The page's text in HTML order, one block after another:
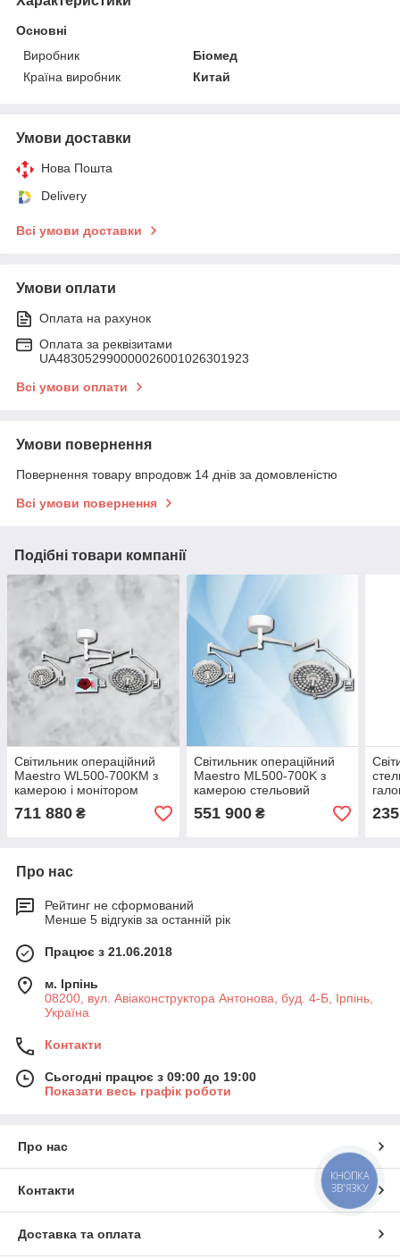
Основні
Виробник
Біомед
Країна виробник
Китай
Умови доставки
Нова Пошта
Delivery
Всі умови доставки
Умови оплати
Оплата на рахунок
Оплата за реквізитами
UA483052990000026001026301923
Всі умови оплати
Умови повернення
Повернення товару впродовж 14 днів за домовленістю
Всі умови повернення
Подібні товари компанії
Світильник операційний
Maestro WL500-700KM з
камерою і монітором
стельовий
711 880 ₴
Світильник операційний
Maestro ML500-700K з
камерою стельовий
551 900₴
Про нас
Рейтинг не сформований
Менше 5 відгуків за останній рік
Працює з 21.06.2018
м. Ірпінь
08200, вул. Авіаконструктора Антонова, буд. 4-Б, Ірпінь,
Україна
Контакти
Сьогодні працює з 09:00 до 19:00
Показати весь графік роботи
Про нас
Контакти
Доставка та оплата
КНОПКА
ЗВ'ЯЗКУ